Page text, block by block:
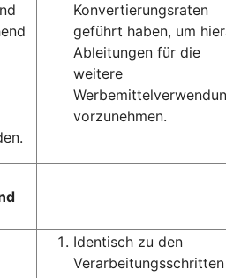
Konvertierungsraten
geführt haben, um
Ableitungen für die
weitere
vorzunehmen.
Identisch zu den
Verarbeitungsschritten